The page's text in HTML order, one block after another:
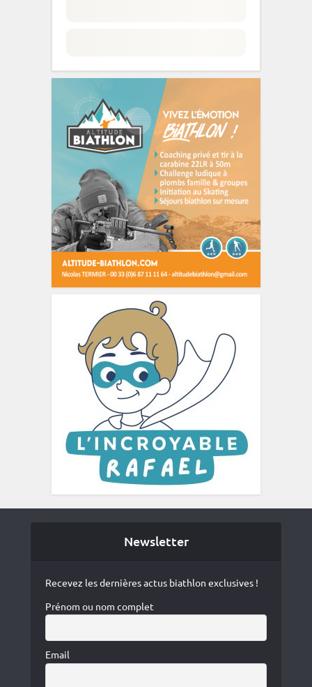
Newsletter
Recevez les dernières actus biathlon exclusives !
Prénom ou nom complet
Email